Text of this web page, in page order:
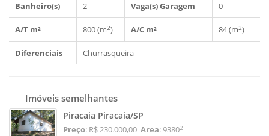
Banheiro(s) 2 Vaga(s) Garagem 0
A/T m² 800 (m2) A/C m² 84 (m2)
Diferenciais Churrasqueira
Imóveis semelhantes
Piracaia Piracaia/SP
Preço: R$ 230.000,00 Area: 93802